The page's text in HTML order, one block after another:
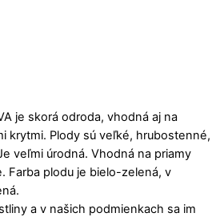
je skorá odroda, vhodná aj na
krytmi. Plody sú veľké, hrubostenné,
veľmi úrodná. Vhodná na priamy
Farba plodu je bielo-zelená, v
a v našich podmienkach sa im